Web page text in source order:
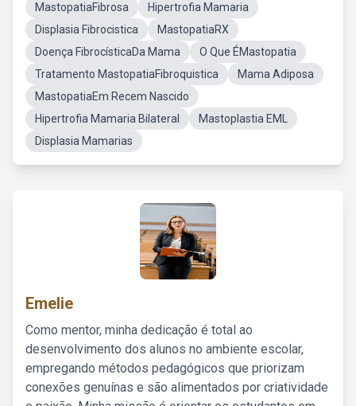
MastopatiaFibrosa
Hipertrofia Mamaria
Displasia Fibrocistica
MastopatiaRX
Doença FibrocísticaDa Mama
O Que ÉMastopatia
Tratamento MastopatiaFibroquistica
Mama Adiposa
MastopatiaEm Recem Nascido
Hipertrofia Mamaria Bilateral
Mastoplastia EML
Displasia Mamarias
Emelie
Como mentor, minha dedicação é total ao
desenvolvimento dos alunos no ambiente escolar,
empregando métodos pedagógicos que priorizam
conexões genuínas e são alimentados por criatividade